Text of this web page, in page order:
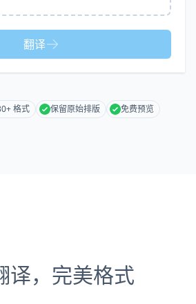
翻译
格式 保留原始排版 免费预览
译，完美格式